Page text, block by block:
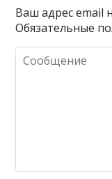
Ваш адрес email
Обязательные